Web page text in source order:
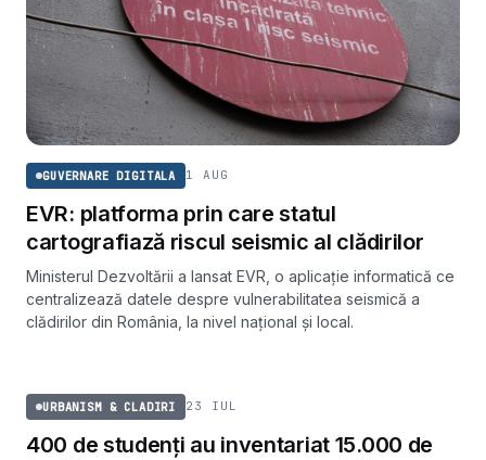
GUVERNARE DIGITALA 1 AUG
EVR: platforma prin care statul
cartografiază riscul seismic al clădirilor
Ministerul Dezvoltării a lansat EVR, o aplicație informatică ce
centralizează datele despre vulnerabilitatea seismică a
clădirilor din România, la nivel național și local.
URBANISM & CLADIRI 23 IUL
400 de studenți au inventariat 15.000 de